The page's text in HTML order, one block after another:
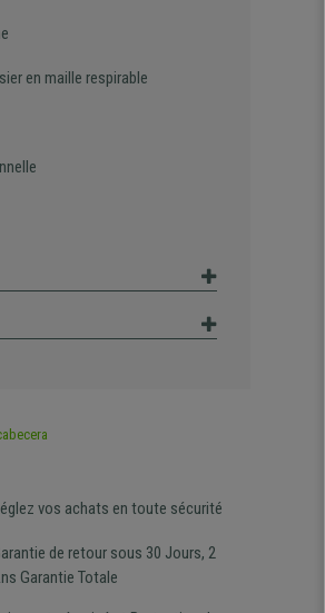
en maille respirable
bien qu'ayant eu un
vos achats en toute sécurité
de retour sous 30 Jours, 2
Garantie Totale